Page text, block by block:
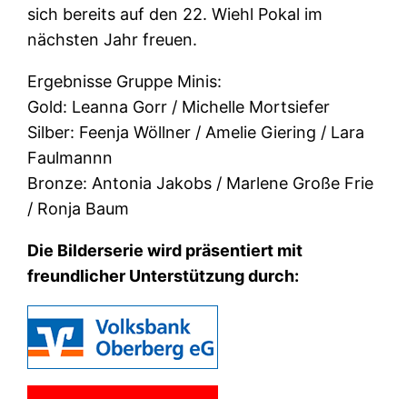
sich bereits auf den 22. Wiehl Pokal im
nächsten Jahr freuen.
Ergebnisse Gruppe Minis:
Gold: Leanna Gorr / Michelle Mortsiefer
Silber: Feenja Wöllner / Amelie Giering / Lara
Faulmannn
Bronze: Antonia Jakobs / Marlene Große Frie
/ Ronja Baum
Die Bilderserie wird präsentiert mit
freundlicher Unterstützung durch: